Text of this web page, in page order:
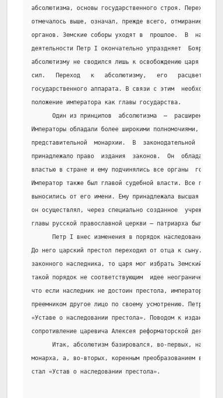
абсолютизма, основы государственного строя. Переход к
отмечалось выше, означал, прежде всего, отмирание
органов. Земские соборы уходят в  прошлое.  В  начале
деятельности Петр I окончательно упраздняет
абсолютизму не сводился лишь к освобождению царя от
сил.   Переход   к   абсолютизму,   его   расцвет
государственного аппарата. В связи с этим  необходимо
положение императора как главы государства.
Один из принципов  абсолютизма  –  расширение
Императоры обладали более широкими полномочиями, чем
представительной  монархии.  В  законодательной
принадлежало право  издания  законов.  Он  обладал
властью в стране и ему подчинялись все органы
Император также был главой судебной власти. Все
выносились от его имени. Ему принадлежала высшая
он осуществлял, через специально созданное
главы русской православной церкви – патриарха была
Петр I внес изменения в порядок наследования
До него царский престол переходил от отца к сыну. В
законного наследника, то царя мог избрать Земский
такой порядок не соответствующим  идее неограниченной
что если наследник не достоин престола, император
преемником другое лицо по своему усмотрению. Петр
«Уставе о наследовании престола». Поводом к изданию
сопротивление царевича Алексея реформаторской
Итак, абсолютизм базировался, во-первых, на
монарха, а, во-вторых, коренным преобразованием в
стал «Устав о наследовании престола».